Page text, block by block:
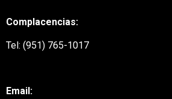
Complacencias:
Tel: (951) 765-1017
Email: